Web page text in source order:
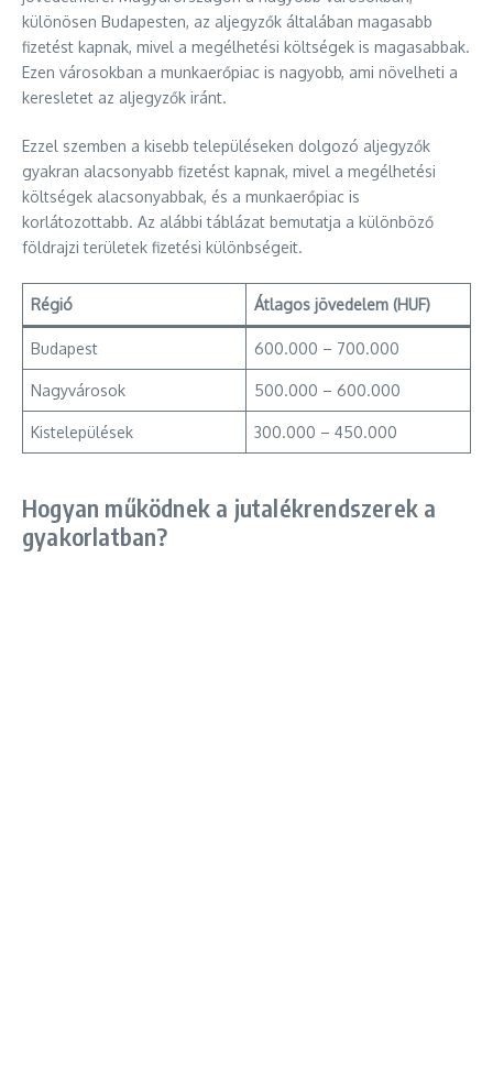
különösen Budapesten, az aljegyzők általában magasabb
fizetést kapnak, mivel a megélhetési költségek is magasabbak.
Ezen városokban a munkaerőpiac is nagyobb, ami növelheti a
keresletet az aljegyzők iránt.
Ezzel szemben a kisebb településeken dolgozó aljegyzők
gyakran alacsonyabb fizetést kapnak, mivel a megélhetési
költségek alacsonyabbak, és a munkaerőpiac is
korlátozottabb. Az alábbi táblázat bemutatja a különböző
földrajzi területek fizetési különbségeit.
Régió Átlagos jövedelem (HUF)
Budapest 600.000 – 700.000
Nagyvárosok 500.000 – 600.000
Kistelepülések 300.000 – 450.000
Hogyan működnek a jutalékrendszerek a
gyakorlatban?